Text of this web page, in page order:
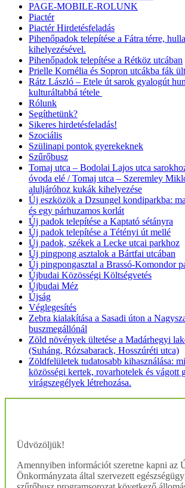
PAGE-MOBILE-ROLUNK
Piactér
Piactér Hirdetésfeladás
Pihenőpadok telepítése a Fátra térre,
kihelyezésével.
Pihenőpadok telepítése a Rétköz utcában
Prielle Kornélia és Sopron utcákba fák
Rátz László – Etele út sarok gyalogút
kulturáltabbá tétele
Rólunk
Segíthetünk?
Sikeres hirdetésfeladás!
Szociális
Szülinapi pontok gyerekeknek
Szűrőbusz
Tomaj utca – Bodolai Lajos utca
óvoda elé / Tomaj utca – Szeremley
aluljáróhoz kukák kihelyezése
Új eszközök a Dzsungel kondiparkba:
és egy párhuzamos korlát
Új padok telepítése a Kaptató sétányra
Új padok telepítése a Tétényi út mellé
Új padok, székek a Lecke utcai parkhoz
Új pingpong asztalok a Bártfai utcában
Új pingpongasztal a Brassó-Komondor
Újbudai Közösségi Költségvetés
Újbudai Méz
Újság
Véglegesítés
Zebra kialakítása a Sasadi úton a
buszmegállónál
Zöld növények ültetése a Madárhegyi
(Suháng, Rózsabarack, Hosszúréti utca)
Zöldfelületek tudatosabb kihasználása:
közösségi kertek, rovarhotelek és vágott
virágszegélyek létrehozása.
Üdvözöljük!
Amennyiben információt szeretne kapni az
Önkormányzata által szervezett